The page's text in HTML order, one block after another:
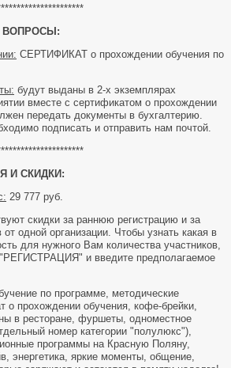
ВОПРОСЫ:
СЕРТИФИКАТ о прохождении обучения по
будут выданы в 2-х экземплярах
вместе с сертификатом о прохождении
передать документы в бухгалтерию.
подписать и отправить нам почтой.
И СКИДКИ:
29 777 руб.
скидки за раннюю регистрацию и за
от одной организации. Чтобы узнать какая в
для нужного Вам количества участников,
"РЕГИСТРАЦИЯ" и введите предполагаемое
по программе, методические
о прохождении обучения, кофе-брейки,
в ресторане, фуршеты, одноместное
номер категории "полулюкс"),
программы на Красную Поляну,
энергетика, яркие моменты, общение,